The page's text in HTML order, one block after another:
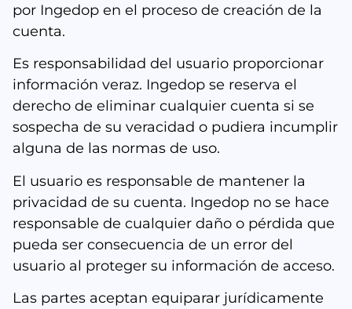
por Ingedop en el proceso de creación de la
cuenta.
Es responsabilidad del usuario proporcionar
información veraz. Ingedop se reserva el
derecho de eliminar cualquier cuenta si se
sospecha de su veracidad o pudiera incumplir
alguna de las normas de uso.
El usuario es responsable de mantener la
privacidad de su cuenta. Ingedop no se hace
responsable de cualquier daño o pérdida que
pueda ser consecuencia de un error del
usuario al proteger su información de acceso.
Las partes aceptan equiparar jurídicamente